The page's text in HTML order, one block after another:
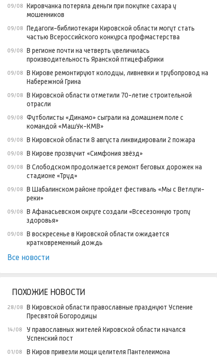
09/08 Кировчанка потеряла деньги при покупке сахара у
мошенников
09/08 Педагоги-библиотекари Кировской области могут стать
частью Всероссийского конкурса профмастерства
09/08 В регионе почти на четверть увеличилась
производительность Яранской птицефабрики
09/08 В Кирове ремонтируют колодцы, ливневки и трубопровод на
Набережной Грина
09/08 В Кировской области отметили 70-летие строительной
отрасли
09/08 Футболисты «Динамо» сыграли на домашнем поле с
командой «МашУк-КМВ»
09/08 В Кировской области 8 августа ликвидировали 2 пожара
09/08 В Кирове прозвучит «Симфония звёзд»
09/08 В Слободском продолжается ремонт беговых дорожек на
стадионе «Труд»
09/08 В Шабалинском районе пройдет фестиваль «Мы с Ветлуги-
реки»
09/08 В Афанасьевском округе создали «Всесезонную тропу
здоровья»
09/08 В воскресенье в Кировской области ожидается
кратковременный дождь
Все новости
ПОХОЖИЕ НОВОСТИ
28/08 В Кировской области православные празднуют Успение
Пресвятой Богородицы
14/08
У православных жителей Кировской области начался
Успенский пост
01/08 В Киров привезли мощи целителя Пантелеимона